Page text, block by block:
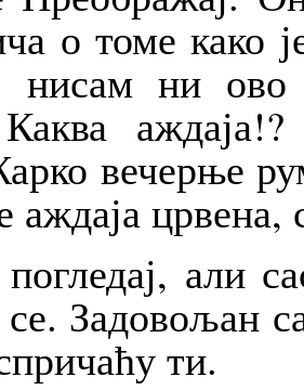
о томе како
нисам ни ово
Каква
вечерње
црвена,
али
Задовољан
ти.